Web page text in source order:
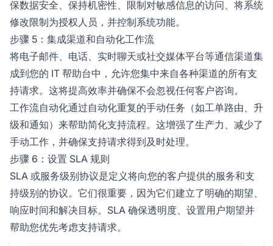
保数据安全、保持机密性、限制对敏感信息的访问、将系统
修改限制为授权人员，并控制系统功能。
步骤 5：集成渠道和自动化工作流
将电子邮件、电话、实时聊天或社交媒体平台等通信渠道集
成到您的 IT 帮助台中，允许您集中来自各种渠道的所有支
持请求。这将提高效率并确保不会忽视任何客户咨询。
工作流自动化通过自动化重复的手动任务（如工单路由、升
级和通知）来帮助简化支持流程。这增强了生产力、减少了
手动工作，并确保支持请求得到及时处理。
步骤 6：设置 SLA 规则
SLA 或服务级别协议是定义将向您的客户提供的服务和支
持级别的协议。它们很重要，因为它们建立了明确的期望、
响应时间和解决目标。SLA 确保透明度、设置用户期望并
帮助您优先考虑支持请求。